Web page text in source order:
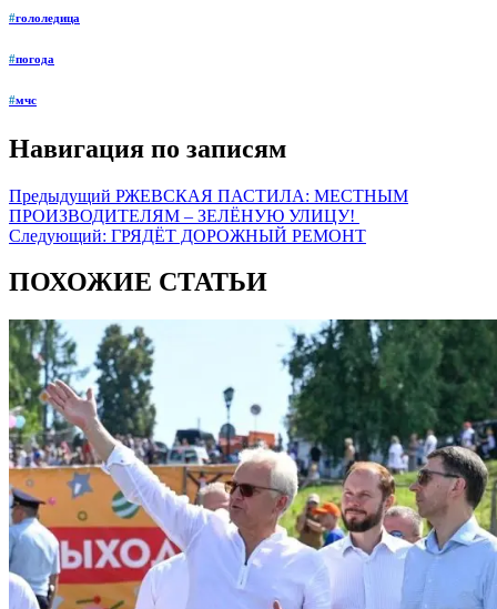
#гололедица
#погода
#мчс
Навигация по записям
Предыдущий РЖЕВСКАЯ ПАСТИЛА: МЕСТНЫМ
ПРОИЗВОДИТЕЛЯМ – ЗЕЛЁНУЮ УЛИЦУ!
Следующий: ГРЯДЁТ ДОРОЖНЫЙ РЕМОНТ
ПОХОЖИЕ СТАТЬИ